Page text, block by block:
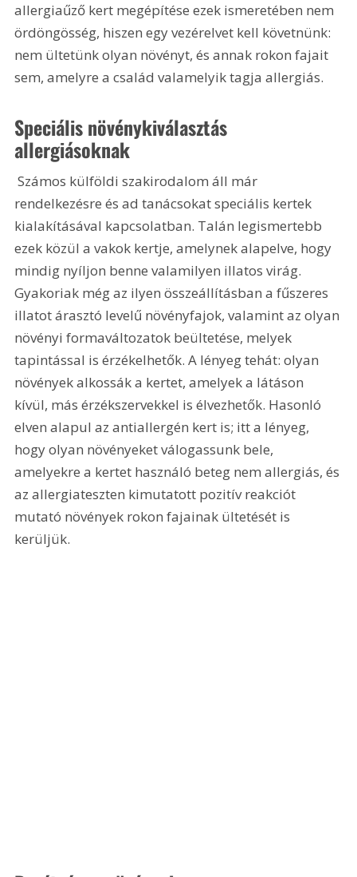
allergiaűző kert megépítése ezek ismeretében nem
ördöngösség, hiszen egy vezérelvet kell követnünk:
nem ültetünk olyan növényt, és annak rokon fajait
sem, amelyre a család valamelyik tagja allergiás.
Speciális növénykiválasztás
allergiásoknak
Számos külföldi szakirodalom áll már
rendelkezésre és ad tanácsokat speciális kertek
kialakításával kapcsolatban. Talán legismertebb
ezek közül a vakok kertje, amelynek alapelve, hogy
mindig nyíljon benne valamilyen illatos virág.
Gyakoriak még az ilyen összeállításban a fűszeres
illatot árasztó levelű növényfajok, valamint az olyan
növényi formaváltozatok beültetése, melyek
tapintással is érzékelhetők. A lényeg tehát: olyan
növények alkossák a kertet, amelyek a látáson
kívül, más érzékszervekkel is élvezhetők. Hasonló
elven alapul az antiallergén kert is; itt a lényeg,
hogy olyan növényeket válogassunk bele,
amelyekre a kertet használó beteg nem allergiás, és
az allergiateszten kimutatott pozitív reakciót
mutató növények rokon fajainak ültetését is
kerüljük.